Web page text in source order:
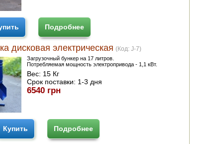
Подробнее
дисковая электрическая (Код: J-7)
Загрузочный бункер на 17 литров.
Потребляемая мощность электропривода - 1,1 кВт.
Вес: 15 Кг
Срок поставки: 1-3 дня
6540 грн
Купить Подробнее